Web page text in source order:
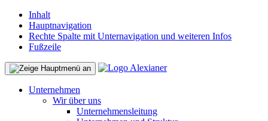
Inhalt
Hauptnavigation
Rechte Spalte mit Unternavigation und weiteren Infos
Fußzeile
Unternehmen
Wir über uns
Unternehmensleitung